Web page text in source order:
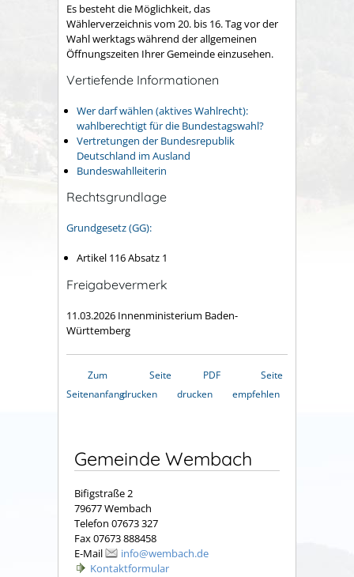
Es besteht die Möglichkeit, das
Wählerverzeichnis vom 20. bis 16. Tag vor der
Wahl werktags während der allgemeinen
Öffnungszeiten Ihrer Gemeinde einzusehen.
Vertiefende Informationen
Wer darf wählen (aktives Wahlrecht):
wahlberechtigt für die Bundestagswahl?
Vertretungen der Bundesrepublik
Deutschland im Ausland
Bundeswahlleiterin
Rechtsgrundlage
Grundgesetz (GG):
Artikel 116 Absatz 1
Freigabevermerk
11.03.2026 Innenministerium Baden-
Württemberg
Zum
Seitenanfang
Seite
drucken
PDF
drucken
Seite
empfehlen
Gemeinde Wembach
Bifigstraße 2
79677 Wembach
Telefon 07673 327
Fax 07673 888458
E-Mail
info@wembach.de
Kontaktformular